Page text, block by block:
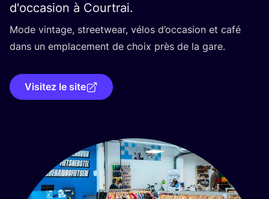
d'occasion à Courtrai.
Mode vin­tage, street­wear, vélos d’oc­ca­sion et café
dans un empla­ce­ment de choix près de la gare.
Visitez le site